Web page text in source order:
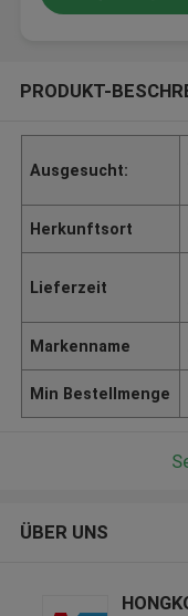
PRODUKT-
Ausgesucht:
Herkunftsort
Lieferzeit
Markenname
Min Bestellmenge
ÜBER UNS